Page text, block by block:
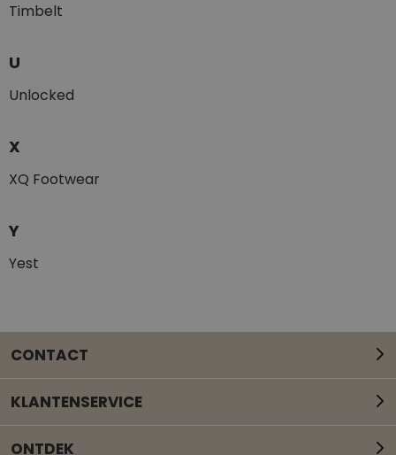
Timbelt
U
Unlocked
X
XQ Footwear
Y
Yest
CONTACT
KLANTENSERVICE
ONTDEK